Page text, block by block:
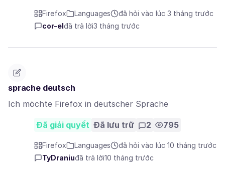
Firefox Languages
đã hỏi vào lúc 3 tháng trước
cor-el đã trả lời3 tháng trước
sprache deutsch
Ich möchte Firefox in deutscher Sprache
Đã giải quyết Đã lưu trữ 2 795
Firefox Languages
đã hỏi vào lúc 10 tháng trước
TyDraniuđã trả lời10 tháng trước